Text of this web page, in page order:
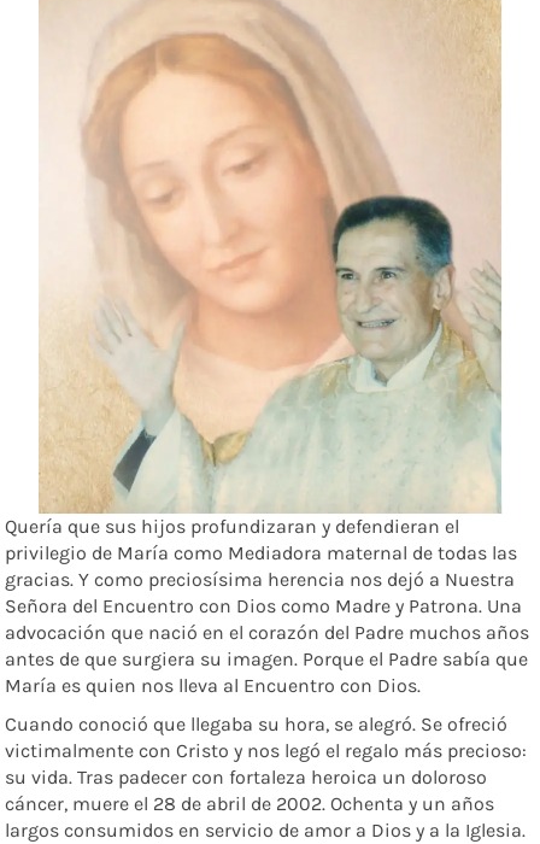
Quería que sus hijos profundizaran y defendieran el
privilegio de María como Mediadora maternal de todas las
gracias. Y como preciosísima herencia nos dejó a Nuestra
Señora del Encuentro con Dios como Madre y Patrona. Una
advocación que nació en el corazón del Padre muchos años
antes de que surgiera su imagen. Porque el Padre sabía que
María es quien nos lleva al Encuentro con Dios.
Cuando conoció que llegaba su hora, se alegró. Se ofreció
victimalmente con Cristo y nos legó el regalo más precioso:
su vida. Tras padecer con fortaleza heroica un doloroso
cáncer, muere el 28 de abril de 2002. Ochenta y un años
largos consumidos en servicio de amor a Dios y a la Iglesia.